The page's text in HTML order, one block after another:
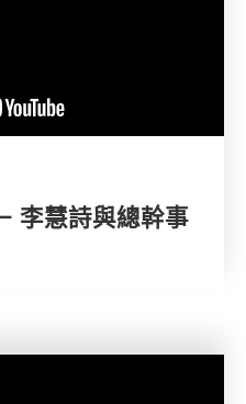
李慧詩與總幹事